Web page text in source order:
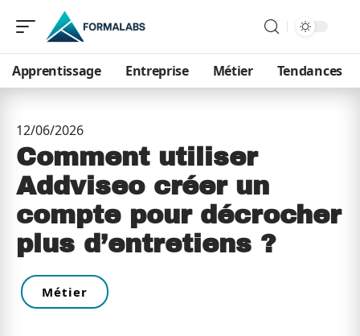
Apprentissage Entreprise Métier Tendances
12/06/2026
Comment utiliser
Addviseo créer un
compte pour décrocher
plus d’entretiens ?
Métier